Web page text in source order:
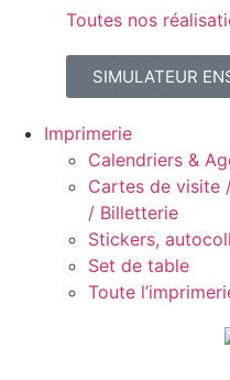
Toutes nos
SIMULATEUR
Imprimerie
Calendriers &
Cartes de visite
/ Billetterie
Stickers,
Set de table
Toute